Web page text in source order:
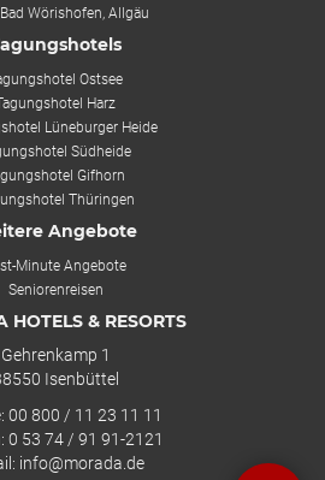
Wörishofen, Allgäu
Ostsee
Harz
Lüneburger Heide
Südheide
Gifhorn
Thüringen
Angebote
Minute Angebote
Seniorenreisen
HOTELS & RESORTS
Gehrenkamp 1
Isenbüttel
00 800 / 11 23 11 11
0 53 74 / 91 91-2121
info@morada.de